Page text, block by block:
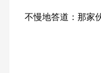
不慢地答道：那家